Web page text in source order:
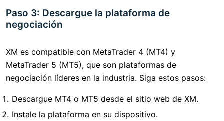
Paso 3: Descargue la plataforma de
negociación
XM es compatible con MetaTrader 4 (MT4) y
MetaTrader 5 (MT5), que son plataformas de
negociación líderes en la industria. Siga estos pasos:
Descargue MT4 o MT5 desde el sitio web de XM.
Instale la plataforma en su dispositivo.